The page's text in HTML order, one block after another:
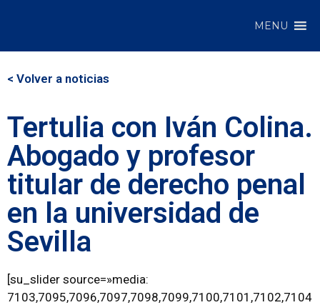
MENU
< Volver a noticias
Tertulia con Iván Colina.
Abogado y profesor
titular de derecho penal
en la universidad de
Sevilla
[su_slider source=»media:
7103,7095,7096,7097,7098,7099,7100,7101,7102,7104